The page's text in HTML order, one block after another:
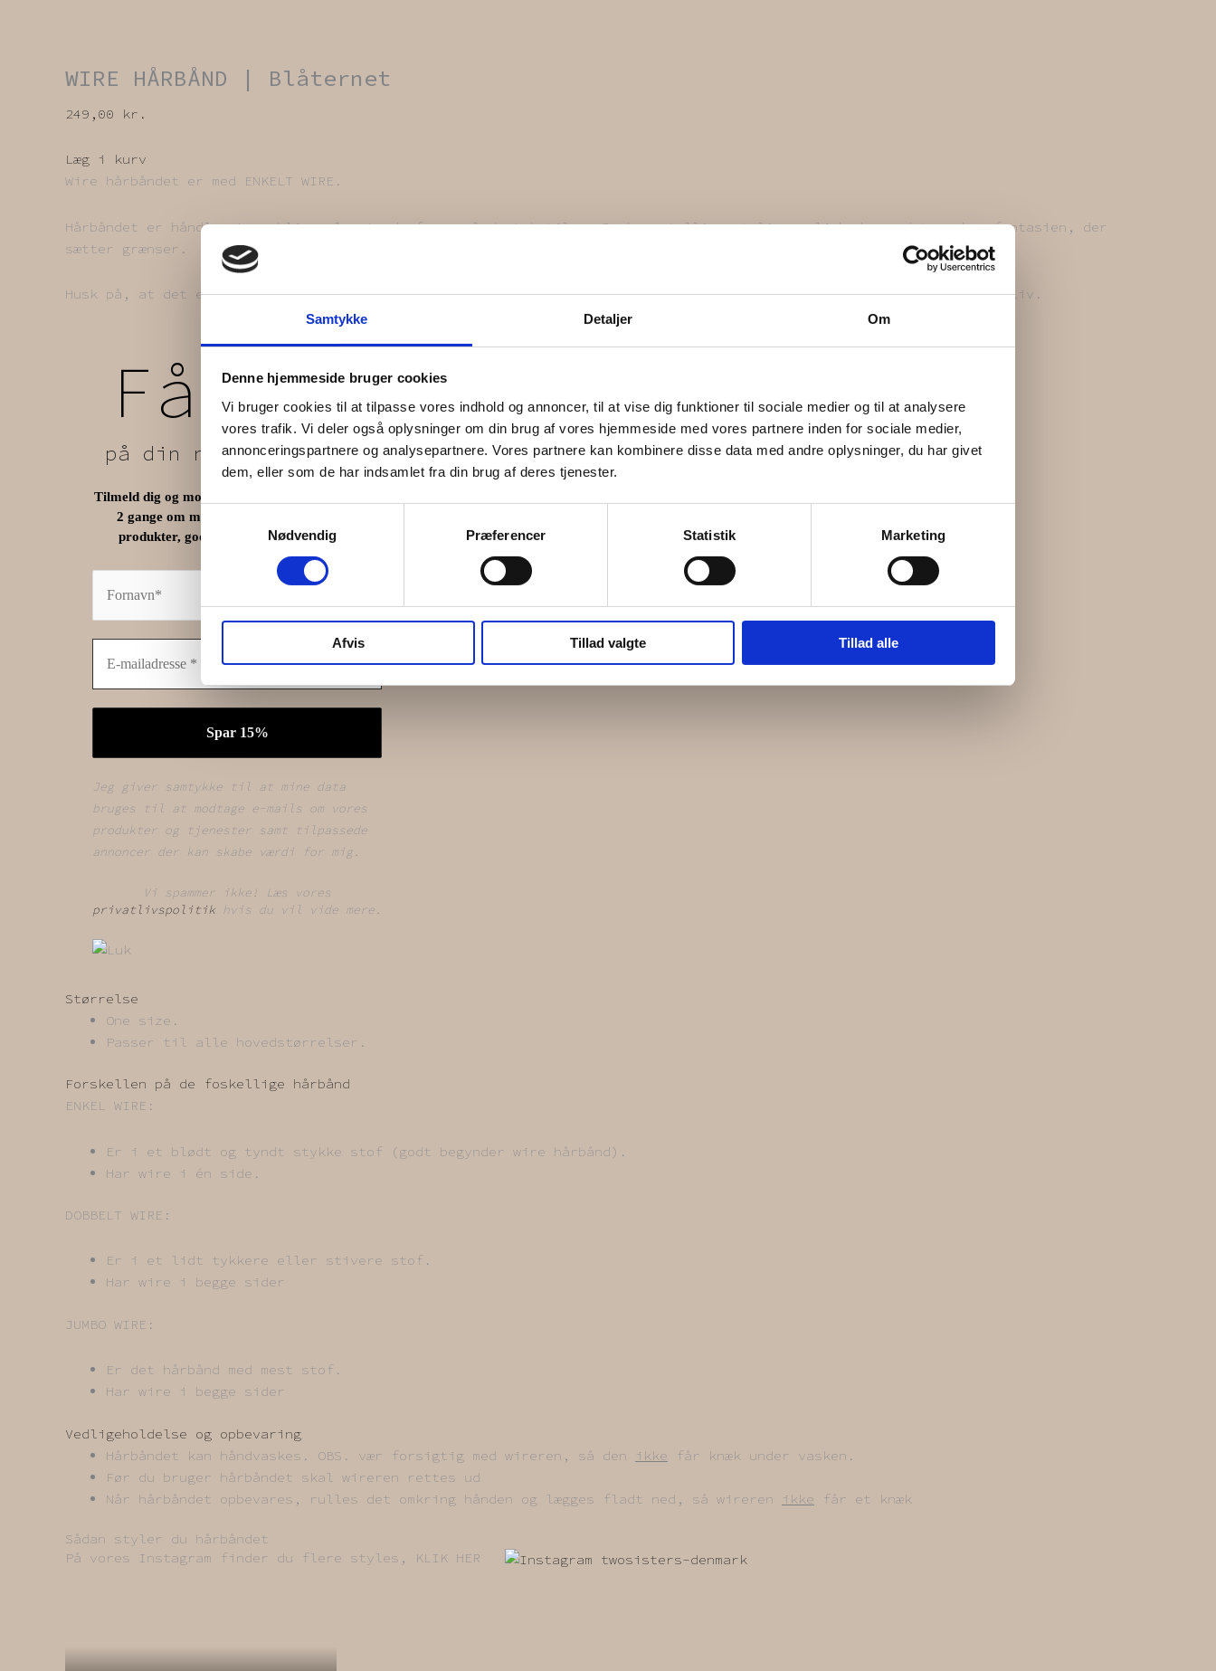
Samtykke Detaljer Om
Denne hjemmeside bruger cookies
Vi bruger cookies til at tilpasse vores indhold og annoncer, til at vise dig funktioner til sociale medier og til at analysere
vores trafik. Vi deler også oplysninger om din brug af vores hjemmeside med vores partnere inden for sociale medier,
annonceringspartnere og analysepartnere. Vores partnere kan kombinere disse data med andre oplysninger, du har givet
dem, eller som de har indsamlet fra din brug af deres tjenester.
Nødvendig
Præferencer Statistik Marketing
Afvis Tillad valgte Tillad alle
WIRE HÅRBÅND | Blåternet
249,00 kr.
Læg i kurv
Wire hårbåndet er med ENKELT WIRE.
Hårbåndet er håndlavet og bliver lavet ud af upcyclede tekstiler. Du har utallige styling muligheder – det er kun fantasien, der
sætter grænser.
Husk på, at det er genbrugstekstiler. Vi finder det charmerende, at du kan se, at tekstilerne har haft et tidligere liv.
Få15%
på din næste ordre
Tilmeld dig og modtage vores nyhedsbrev (max.
2 gange om måneden) med vores seneste
produkter, gode tilbud og tips og tricks
Jeg giver samtykke til at mine data
bruges til at modtage e-mails om vores
produkter og tjenester samt tilpassede
annoncer der kan skabe værdi for mig.
Vi spammer ikke! Læs vores
privatlivspolitik hvis du vil vide mere.
Størrelse
One size.
Passer til alle hovedstørrelser.
Forskellen på de foskellige hårbånd
ENKEL WIRE:
Er i et blødt og tyndt stykke stof (godt begynder wire hårbånd).
Har wire i én side.
DOBBELT WIRE:
Er i et lidt tykkere eller stivere stof.
Har wire i begge sider
JUMBO WIRE:
Er det hårbånd med mest stof.
Har wire i begge sider
Vedligeholdelse og opbevaring
Hårbåndet kan håndvaskes. OBS. vær forsigtig med wireren, så den
ikke får knæk under vasken.
Før du bruger hårbåndet skal wireren rettes ud
Når hårbåndet opbevares, rulles det omkring hånden og lægges fladt ned, så wireren
ikke får et knæk
Sådan styler du hårbåndet
På vores Instagram finder du flere styles, KLIK HER